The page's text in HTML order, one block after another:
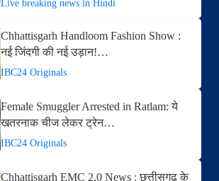
Live breaking news in Hindi
Chhattisgarh Handloom Fashion Show :
नई जिंदगी की नई उड़ान!…
IBC24 Originals
Female Smuggler Arrested in Ratlam: ये
खतरनाक चीज लेकर ट्रेन…
IBC24 Originals
Chhattisgarh EMC 2.0 News : छत्तीसगढ़ के